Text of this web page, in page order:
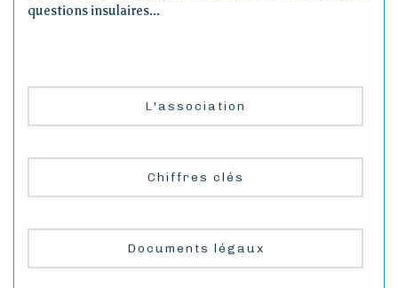
questions insulaires...
L'association
Chiffres clés
Documents légaux